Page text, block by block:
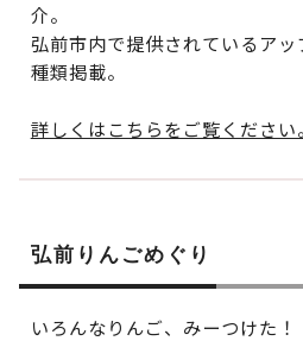
介。
弘前市内で提供されているア
種類掲載。
詳しくはこちらをご覧ください。
弘前りんごめぐり
いろんなりんご、みーつけた！